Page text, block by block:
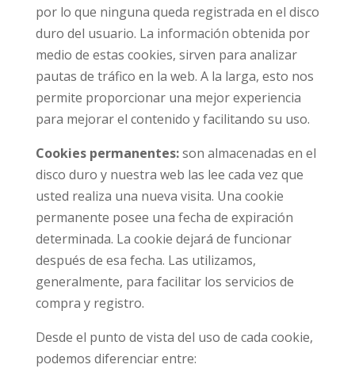
por lo que ninguna queda registrada en el disco
duro del usuario. La información obtenida por
medio de estas cookies, sirven para analizar
pautas de tráfico en la web. A la larga, esto nos
permite proporcionar una mejor experiencia
para mejorar el contenido y facilitando su uso.
Cookies permanentes:son almacenadas en el
disco duro y nuestra web las lee cada vez que
usted realiza una nueva visita. Una cookie
permanente posee una fecha de expiración
determinada. La cookie dejará de funcionar
después de esa fecha. Las utilizamos,
generalmente, para facilitar los servicios de
compra y registro.
Desde el punto de vista del uso de cada cookie,
podemos diferenciar entre: